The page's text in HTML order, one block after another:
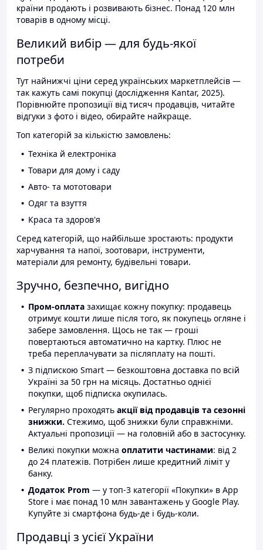
країни продають і розвивають бізнес. Понад 120 млн
товарів в одному місці.
Великий вибір — для будь-якої
потреби
Тут найнижчі ціни серед українських маркетплейсів —
так кажуть самі покупці (дослідження Kantar, 2025).
Порівнюйте пропозиції від тисяч продавців, читайте
відгуки з фото і відео, обирайте найкраще.
Топ категорій за кількістю замовлень:
Техніка й електроніка
Товари для дому і саду
Авто- та мототовари
Одяг та взуття
Краса та здоров'я
Серед категорій, що найбільше зростають: продукти
харчування та напої, зоотовари, інструменти,
матеріали для ремонту, будівельні товари.
Зручно, безпечно, вигідно
Пром-оплата захищає кожну покупку: продавець
отримує кошти лише після того, як покупець огляне і
забере замовлення. Щось не так — гроші
повертаються автоматично на картку. Плюс не
треба переплачувати за післяплату на пошті.
З підпискою Smart — безкоштовна доставка по всій
Україні за 50 грн на місяць. Достатньо однієї
покупки, щоб підписка окупилась.
Регулярно проходять акції від продавців та сезонні
знижки. Стежимо, щоб знижки були справжніми.
Актуальні пропозиції — на головній або в застосунку.
Великі покупки можна оплатити частинами: від 2
до 24 платежів. Потрібен лише кредитний ліміт у
банку.
Додаток Prom — у топ-3 категорії «Покупки» в App
Store і має понад 10 млн завантажень у Google Play.
Купуйте зі смартфона будь-де і будь-коли.
Продавці з усієї України